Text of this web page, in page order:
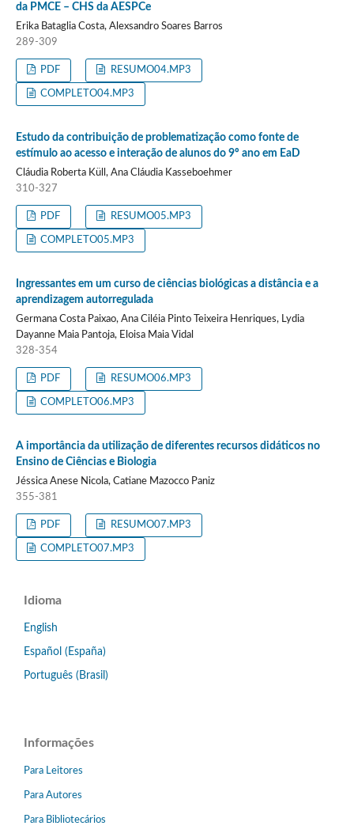
da PMCE – CHS da AESPCe
Erika Bataglia Costa, Alexsandro Soares Barros
289-309
PDF RESUMO04.MP3
COMPLETO04.MP3
Estudo da contribuição de problematização como fonte de
estímulo ao acesso e interação de alunos do 9º ano em EaD
Cláudia Roberta Küll, Ana Cláudia Kasseboehmer
310-327
PDF RESUMO05.MP3
COMPLETO05.MP3
Ingressantes em um curso de ciências biológicas a distância e a
aprendizagem autorregulada
Germana Costa Paixao, Ana Ciléia Pinto Teixeira Henriques, Lydia
Dayanne Maia Pantoja, Eloisa Maia Vidal
328-354
PDF RESUMO06.MP3
COMPLETO06.MP3
A importância da utilização de diferentes recursos didáticos no
Ensino de Ciências e Biologia
Jéssica Anese Nicola, Catiane Mazocco Paniz
355-381
PDF RESUMO07.MP3
COMPLETO07.MP3
Idioma
English
Español (España)
Português (Brasil)
Informações
Para Leitores
Para Autores
Para Bibliotecários